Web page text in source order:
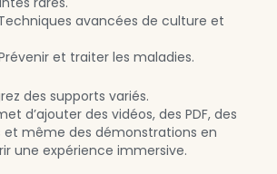
avancées de culture et
et traiter les maladies.
des supports variés.
d’ajouter des vidéos, des PDF, des
même des démonstrations en
une expérience immersive.